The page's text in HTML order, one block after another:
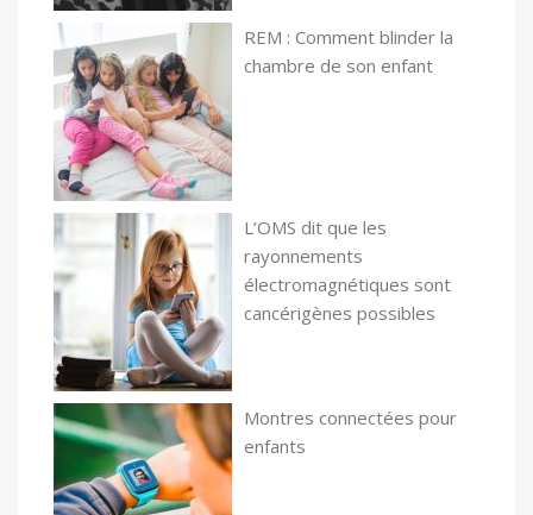
REM : Comment blinder la
chambre de son enfant
L’OMS dit que les
rayonnements
électromagnétiques sont
cancérigènes possibles
Montres connectées pour
enfants